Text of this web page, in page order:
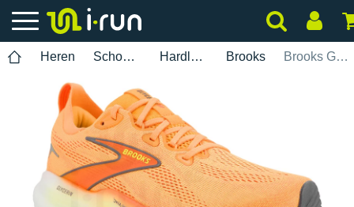
Heren Schoenen Hardlopen Brooks Brooks Glycerin 22